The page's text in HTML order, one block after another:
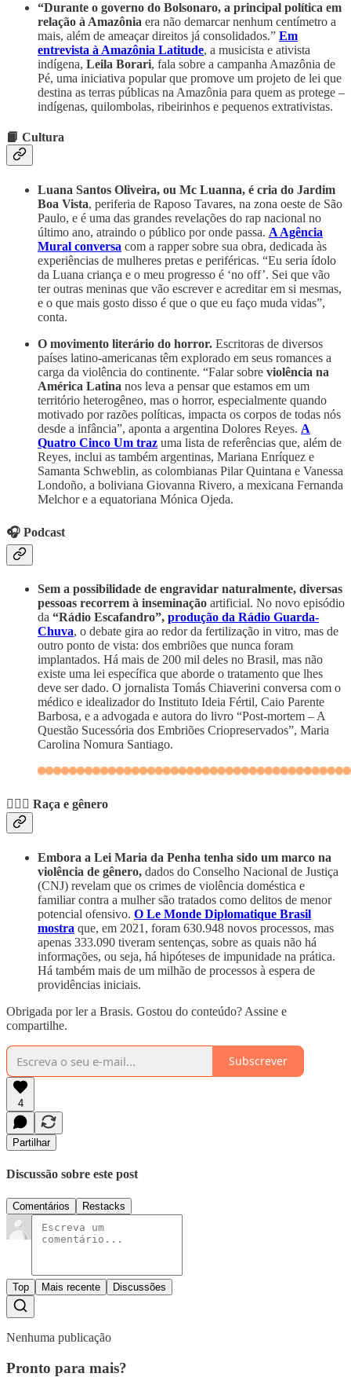
“Durante o governo do Bolsonaro, a principal política em
relação à Amazônia era não demarcar nenhum centímetro a
mais, além de ameaçar direitos já consolidados.” Em
entrevista à Amazônia Latitude, a musicista e ativista
indígena, Leila Borari, fala sobre a campanha Amazônia de
Pé, uma iniciativa popular que promove um projeto de lei que
destina as terras públicas na Amazônia para quem as protege –
indígenas, quilombolas, ribeirinhos e pequenos extrativistas.
📙 Cultura
Luana Santos Oliveira, ou Mc Luanna, é cria do Jardim
Boa Vista, periferia de Raposo Tavares, na zona oeste de São
Paulo, e é uma das grandes revelações do rap nacional no
último ano, atraindo o público por onde passa. A Agência
Mural conversa com a rapper sobre sua obra, dedicada às
experiências de mulheres pretas e periféricas. “Eu seria ídolo
da Luana criança e o meu progresso é ‘no off’. Sei que vão
ter outras meninas que vão escrever e acreditar em si mesmas,
e o que mais gosto disso é que o que eu faço muda vidas”,
conta.
O movimento literário do horror. Escritoras de diversos
países latino-americanas têm explorado em seus romances a
carga da violência do continente. “Falar sobre violência na
América Latina nos leva a pensar que estamos em um
território heterogêneo, mas o horror, especialmente quando
motivado por razões políticas, impacta os corpos de todas nós
desde a infância”, aponta a argentina Dolores Reyes. A
Quatro Cinco Um traz uma lista de referências que, além de
Reyes, inclui as também argentinas, Mariana Enríquez e
Samanta Schweblin, as colombianas Pilar Quintana e Vanessa
Londoño, a boliviana Giovanna Rivero, a mexicana Fernanda
Melchor e a equatoriana Mónica Ojeda.
🎧 Podcast
Sem a possibilidade de engravidar naturalmente, diversas
pessoas recorrem à inseminação artificial. No novo episódio
da “Rádio Escafandro”, produção da Rádio Guarda-
Chuva, o debate gira ao redor da fertilização in vitro, mas de
outro ponto de vista: dos embriões que nunca foram
implantados. Há mais de 200 mil deles no Brasil, mas não
existe uma lei específica que aborde o tratamento que lhes
deve ser dado. O jornalista Tomás Chiaverini conversa com o
médico e idealizador do Instituto Ideia Fértil, Caio Parente
Barbosa, e a advogada e autora do livro “Post-mortem – A
Questão Sucessória dos Embriões Criopreservados”, Maria
Carolina Nomura Santiago.
🙋🏾‍♀️ Raça e gênero
Embora a Lei Maria da Penha tenha sido um marco na
violência de gênero, dados do Conselho Nacional de Justiça
(CNJ) revelam que os crimes de violência doméstica e
familiar contra a mulher são tratados como delitos de menor
potencial ofensivo. O Le Monde Diplomatique Brasil
mostra que, em 2021, foram 630.948 novos processos, mas
apenas 333.090 tiveram sentenças, sobre as quais não há
informações, ou seja, há hipóteses de impunidade na prática.
Há também mais de um milhão de processos à espera de
providências iniciais.
Obrigada por ler a Brasis. Gostou do conteúdo? Assine e
compartilhe.
Subscrever
4
Partilhar
Discussão sobre este post
Comentários Restacks
Top Mais recente Discussões
Nenhuma publicação
Pronto para mais?